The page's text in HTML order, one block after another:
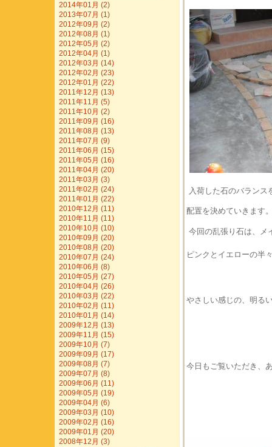
入荷した石のバランス
配置を決めていきます
今回の乱張り石は、メ
ピンクとイエローの半
やさしい感じの、明る
今日もご覧いただき、
2014年01月 (2)
2013年07月 (1)
2012年09月 (2)
2012年08月 (1)
2012年05月 (2)
2012年04月 (1)
2012年03月 (14)
2012年02月 (23)
2012年01月 (22)
2011年12月 (13)
2011年11月 (5)
2011年10月 (2)
2011年09月 (16)
2011年08月 (13)
2011年07月 (9)
2011年06月 (15)
2011年05月 (16)
2011年04月 (20)
2011年03月 (3)
2011年02月 (24)
2011年01月 (22)
2010年12月 (11)
2010年11月 (11)
2010年10月 (10)
2010年09月 (20)
2010年08月 (20)
2010年07月 (24)
2010年06月 (8)
2010年05月 (27)
2010年04月 (26)
2010年03月 (22)
2010年02月 (11)
2010年01月 (14)
2009年12月 (13)
2009年11月 (15)
2009年10月 (7)
2009年09月 (17)
2009年08月 (7)
2009年07月 (8)
2009年06月 (11)
2009年05月 (19)
2009年04月 (6)
2009年03月 (10)
2009年02月 (16)
2009年01月 (20)
2008年12月 (3)